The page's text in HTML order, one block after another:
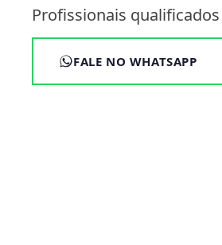
Profissionais
FALE NO WHATSAPP